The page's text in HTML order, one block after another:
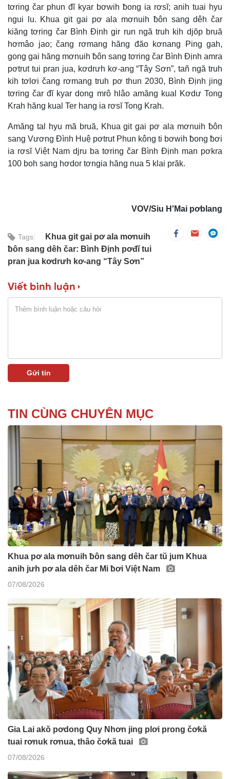
tơring čar phun đĭ kyar bơwih ƀong ia rơsĭ; anih tuai hyu
ngui lu. Khua git gai pơ ala mơnuih ƀôn sang dêh čar
kiăng tơring čar Bình Định gir run ngă truh kih djŏp bruă
hơmâo jao; čang rơmang hăng đăo kơnang Ping gah,
gong gai hăng mơnuih ƀôn sang tơring čar Bình Định amra
pơtrut tui pran jua, kơdrưh kơ-ang “Tây Sơn”, tañ ngă truh
kih tơlơi čang rơmang truh pơ thun 2030, Bình Định jing
tơring čar đĭ kyar dong mrô hlâo amăng kual Kơdư Tong
Krah hăng kual Ter hang ia rơsĭ Tong Krah.
Amăng tal hyu mă bruă, Khua git gai pơ ala mơnuih ƀôn
sang Vương Đình Huệ pơtrut Phun kông ti bơwih ƀong ƀơi
ia rơsĭ Việt Nam djru ba tơring čar Bình Định man pơkra
100 boh sang hơdor tơngia hăng nua 5 klai prăk.
VOV/Siu H'Mai pơblang
Tags:
Khua git gai pơ ala mơnuih
ƀôn sang dêh čar: Bình Định pơđĭ tui
pran jua kơdrưh kơ-ang “Tây Sơn”
Viết bình luận
TIN CÙNG CHUYÊN MỤC
Khua pơ ala mơnuih ƀôn sang dêh čar tŭ jum Khua
anih jưh pơ ala dêh čar Mi ƀơi Việt Nam
07/08/2026
Gia Lai akŏ pơdong Quy Nhơn jing plơi prong čơkă
tuai rơnuk rơnua, thâo čơkă tuai
07/08/2026